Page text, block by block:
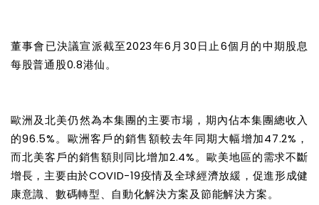
董事會已決議宣派截至2023年6月30 日止6個月的中期股息
每股普通股0.8港仙。
歐洲及北美仍然為本集團的主要市場，期內佔本集團總收入
的96.5%。歐洲客戶的銷售額較去年同期大幅增加47.2% ，
而北美客戶的銷售額則同比增加2.4%。歐美地區的需求不斷
增長，主要由於COVID-19疫情及全球經濟放緩，促進形成健
康意識、數碼轉型、自動化解決方案及節能解決方案。